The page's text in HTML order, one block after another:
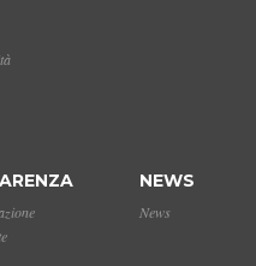
NEWS
News